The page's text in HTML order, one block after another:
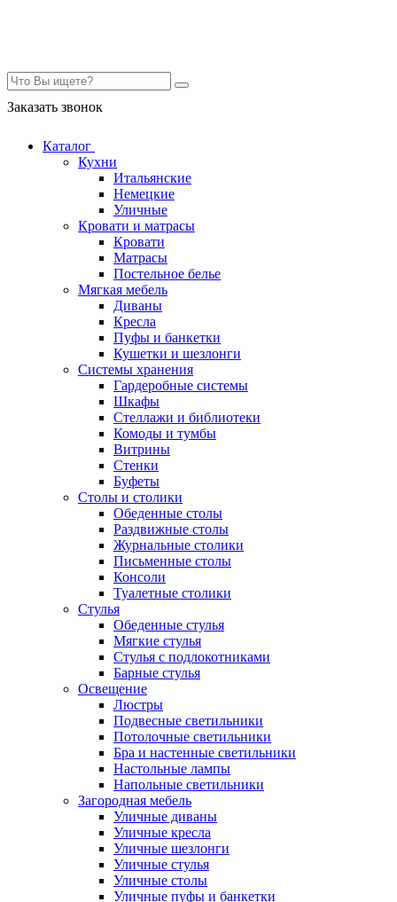
Заказать звонок
Каталог
Кухни
Итальянские
Немецкие
Уличные
Кровати и матрасы
Кровати
Матрасы
Постельное белье
Мягкая мебель
Диваны
Кресла
Пуфы и банкетки
Кушетки и шезлонги
Системы хранения
Гардеробные системы
Шкафы
Стеллажи и библиотеки
Комоды и тумбы
Витрины
Стенки
Буфеты
Столы и столики
Обеденные столы
Раздвижные столы
Журнальные столики
Письменные столы
Консоли
Туалетные столики
Стулья
Обеденные стулья
Мягкие стулья
Стулья с подлокотниками
Барные стулья
Освещение
Люстры
Подвесные светильники
Потолочные светильники
Бра и настенные светильники
Настольные лампы
Напольные светильники
Загородная мебель
Уличные диваны
Уличные кресла
Уличные шезлонги
Уличные стулья
Уличные столы
Уличные пуфы и банкетки